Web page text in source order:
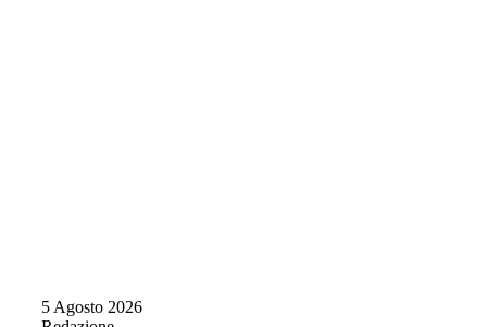
5 Agosto 2026